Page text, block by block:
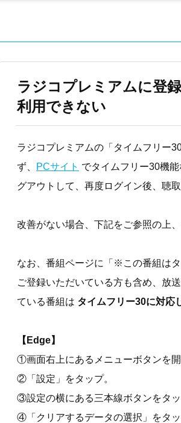
ラジコプレミアムに登
利用できない
ラジコプレミアムの「タイムフリー
ず、
PCサイト でタイムフリー30機
グアウトして、再度ログイン後、聴
改善がない場合、下記をご参照の上
なお、番組ページに「※この番組は
ご登録いただいている方も含め、放
ている番組は タイムフリー30に対応
【Edge】
①画面右上にあるメニューボタンを開
②「設定」をタップ。
③設定の横にある三本線ボタンをタ
④「クリアするデータの選択」をタッ